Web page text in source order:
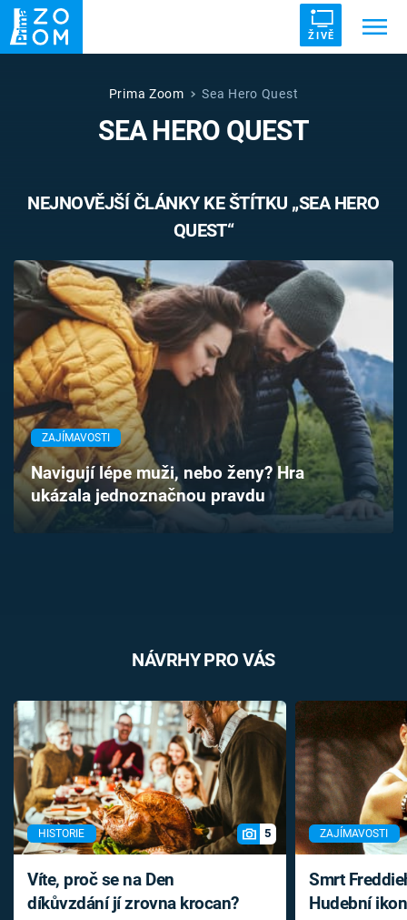
ŽIVĚ
ZRÁDCI UFO DRUHÁ SVĚTOVÁ VÁLKA
VETŘELCI DÁVNOVĚKU
Témata
Pořady
TV Program
Časopis
Sledujte prima+
Přihlášení
Prima Zoom Sea Hero Quest
SEA HERO QUEST
NEJNOVĚJŠÍ ČLÁNKY KE ŠTÍTKU „SEA HERO
QUEST“
ZAJÍMAVOSTI
Navigují lépe muži, nebo ženy? Hra
ukázala jednoznačnou pravdu
NÁVRHY PRO VÁS
HISTORIE 5
Víte, proč se na Den
díkůvzdání jí zrovna krocan?
ZAJÍMAVOSTI
Smrt
Hudební